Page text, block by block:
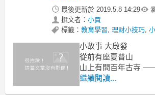
最後更新於 2019.5.8 14:29
撰文者： 小賈
標籤： 教育學習, 理財小技巧,
小故事 大啟發
從前有座夏普山
山上有間百年古寺
裡頭住著一群修行的和
繼續閱讀...